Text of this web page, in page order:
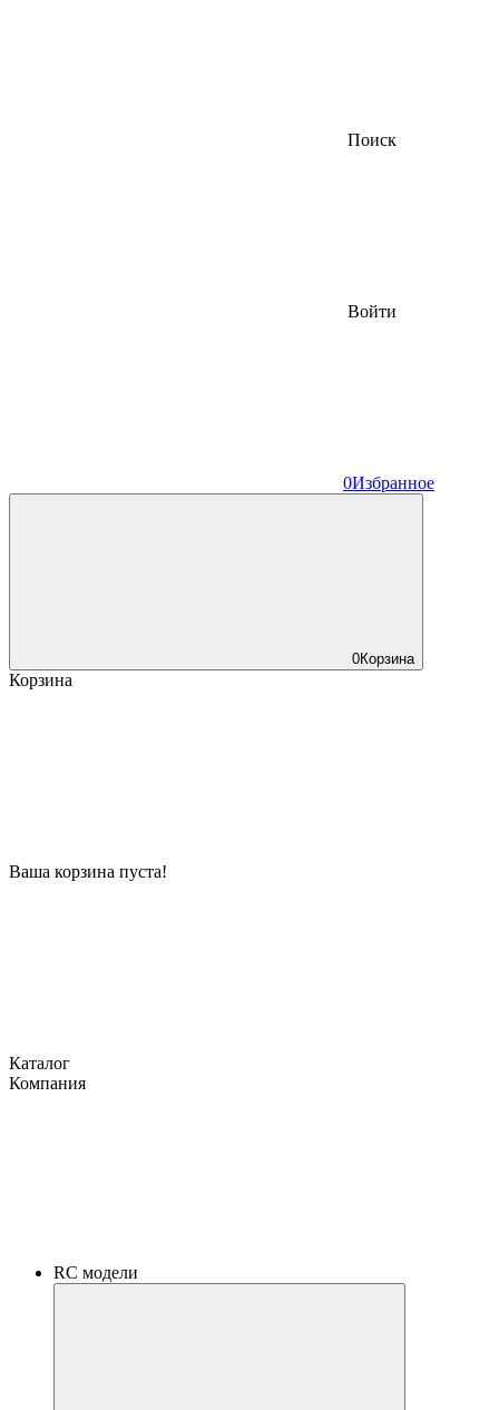
Поиск
Войти
0Избранное
0Корзина
Корзина
Ваша корзина пуста!
Каталог
Компания
RC модели